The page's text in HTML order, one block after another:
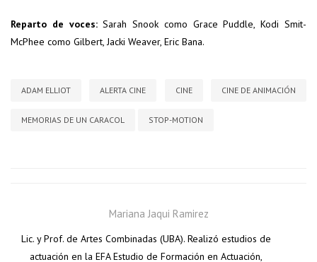
Reparto de voces:Sarah Snook como Grace Puddle, Kodi Smit-
McPhee como Gilbert, Jacki Weaver, Eric Bana.
ADAM ELLIOT ALERTA CINE CINE CINE DE ANIMACIÓN
MEMORIAS DE UN CARACOL STOP-MOTION
Mariana Jaqui Ramirez
Lic. y Prof. de Artes Combinadas (UBA). Realizó estudios de
actuación en la EFA Estudio de Formación en Actuación,